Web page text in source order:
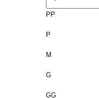
PP
P
M
G
GG